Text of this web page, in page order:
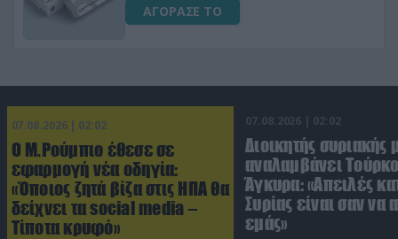
ΑΓΟΡΑΣΕ ΤΟ
07.08.2026 | 02:02
Ο Μ.Ρούμπιο έθεσε σε
εφαρμογή νέα οδηγία:
«Όποιος ζητά βίζα στις ΗΠΑ θα
δείχνει τα social media –
Τίποτα κρυφό»
07.08.2026 | 02:02
Διοικητής συριακής
αναλαμβάνει
Άγκυρα: «Απειλές
Συρίας είναι σαν να
εμάς»